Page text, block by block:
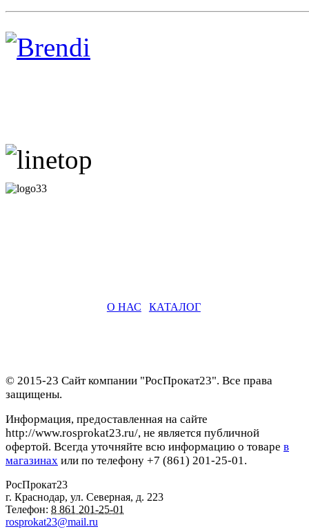
О НАС КАТАЛОГ
© 2015-23 Сайт компании "РосПрокат23". Все права
защищены.
Информация, предоставленная на сайте
http://www.rosprokat23.ru/, не является публичной
офертой. Всегда уточняйте всю информацию о товаре в
магазинах или по телефону +7 (861) 201-25-01.
РосПрокат23
г. Краснодар, ул. Северная, д. 223
Телефон: 8 861 201-25-01
rosprokat23@mail.ru